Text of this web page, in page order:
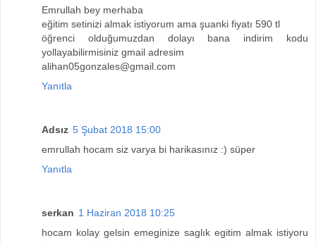
Emrullah bey merhaba
eğitim setinizi almak istiyorum ama şuanki fiyatı 590 tl
öğrenci olduğumuzdan dolayı bana indirim kodu
yollayabilirmisiniz gmail adresim
alihan05gonzales@gmail.com
Yanıtla
Adsız 5 Şubat 2018 15:00
emrullah hocam siz varya bi harikasınız :) süper
Yanıtla
serkan 1 Haziran 2018 10:25
hocam kolay gelsin emeginize saglık egitim almak istiyoru